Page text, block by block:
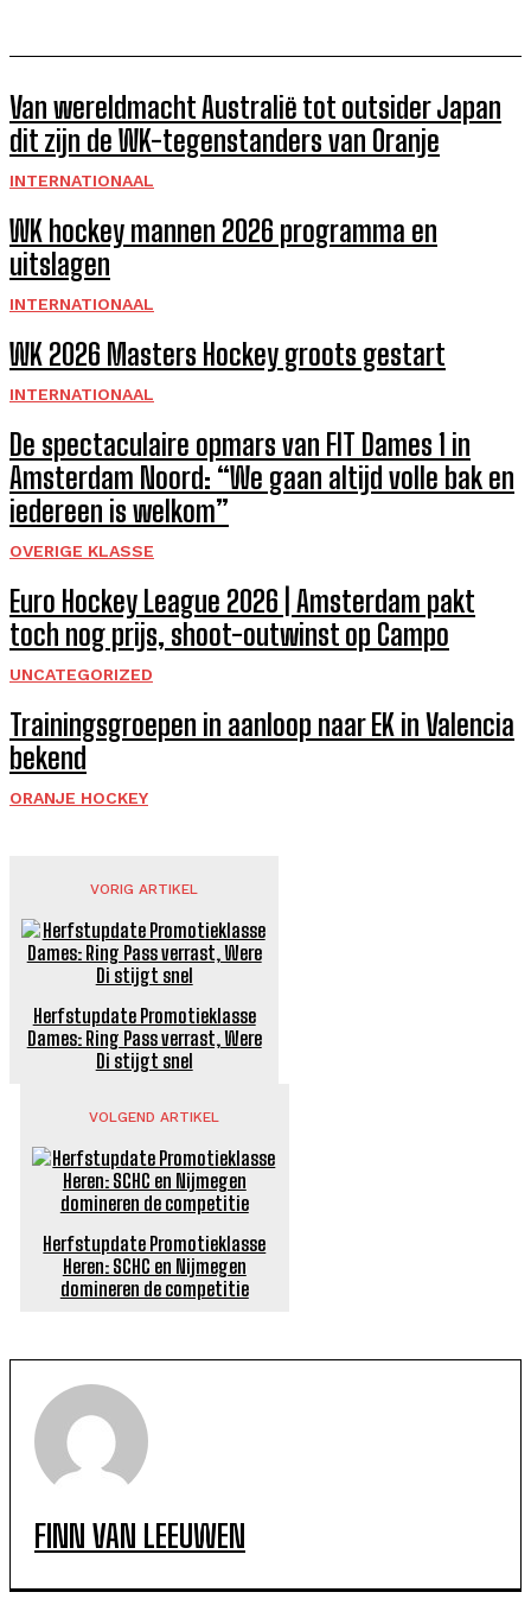
Van wereldmacht Australië tot outsider Japan
dit zijn de WK-tegenstanders van Oranje
INTERNATIONAAL
WK hockey mannen 2026 programma en
uitslagen
INTERNATIONAAL
WK 2026 Masters Hockey groots gestart
INTERNATIONAAL
De spectaculaire opmars van FIT Dames 1 in
Amsterdam Noord: “We gaan altijd volle bak en
iedereen is welkom”
OVERIGE KLASSE
Euro Hockey League 2026 | Amsterdam pakt
toch nog prijs, shoot-outwinst op Campo
UNCATEGORIZED
Trainingsgroepen in aanloop naar EK in Valencia
bekend
ORANJE HOCKEY
VORIG ARTIKEL
Herfstupdate Promotieklasse
Dames: Ring Pass verrast, Were
Di stijgt snel
VOLGEND ARTIKEL
Herfstupdate Promotieklasse
Heren: SCHC en Nijmegen
domineren de competitie
FINN VAN LEEUWEN